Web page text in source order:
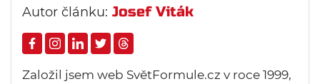
Autor článku: Josef Viták
Založil jsem web SvětFormule.cz v roce 1999,